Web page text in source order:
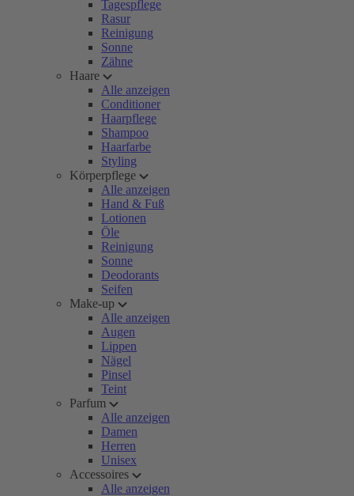
Tagespflege
Rasur
Reinigung
Sonne
Zähne
Haare
Alle anzeigen
Conditioner
Haarpflege
Shampoo
Haarfarbe
Styling
Körperpflege
Alle anzeigen
Hand & Fuß
Lotionen
Öle
Reinigung
Sonne
Deodorants
Seifen
Make-up
Alle anzeigen
Augen
Lippen
Nägel
Pinsel
Teint
Parfum
Alle anzeigen
Damen
Herren
Unisex
Accessoires
Alle anzeigen